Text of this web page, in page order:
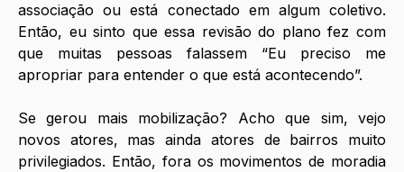
associação ou está conectado em algum coletivo.
Então, eu sinto que essa revisão do plano fez com
que muitas pessoas falassem “Eu preciso me
apropriar para entender o que está acontecendo”.
Se gerou mais mobilização? Acho que sim, vejo
novos atores, mas ainda atores de bairros muito
privilegiados. Então, fora os movimentos de moradia